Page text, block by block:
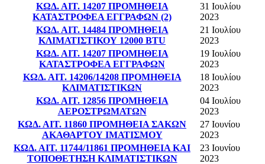
ΚΩΔ. ΑΙΤ. 14207 ΠΡΟΜΗΘΕΙΑ
ΚΑΤΑΣΤΡΟΦΕΑ ΕΓΓΡΑΦΩΝ (2)
31 Ιουλίου
2023
ΚΩΔ. ΑΙΤ. 14484 ΠΡΟΜΗΘΕΙΑ
ΚΛΙΜΑΤΙΣΤΙΚΟΥ 12000 BTU
21 Ιουλίου
2023
ΚΩΔ. ΑΙΤ. 14207 ΠΡΟΜΗΘΕΙΑ
ΚΑΤΑΣΤΡΟΦΕΑ ΕΓΓΡΑΦΩΝ
19 Ιουλίου
2023
ΚΩΔ. ΑΙΤ. 14206/14208 ΠΡΟΜΗΘΕΙΑ
ΚΛΙΜΑΤΙΣΤΙΚΩΝ
18 Ιουλίου
2023
ΚΩΔ. ΑΙΤ. 12856 ΠΡΟΜΗΘΕΙΑ
ΑΕΡΟΣΤΡΩΜΑΤΩΝ
04 Ιουλίου
2023
ΚΩΔ. ΑΙΤ. 11860 ΠΡΟΜΗΘΕΙΑ ΣΑΚΩΝ
ΑΚΑΘΑΡΤΟΥ ΙΜΑΤΙΣΜΟΥ
27 Ιουνίου
2023
ΚΩΔ. ΑΙΤ. 11744/11861 ΠΡΟΜΗΘΕΙΑ ΚΑΙ
ΤΟΠΟΘΕΤΗΣΗ ΚΛΙΜΑΤΙΣΤΙΚΩΝ
23 Ιουνίου
2023